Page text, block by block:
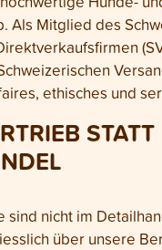
Als Mitglied des
ethisches und
STATT
sind nicht im
über unsere